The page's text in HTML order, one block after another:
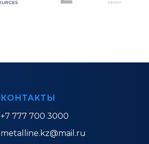
КОНТАКТЫ
+7 777 700 3000
metalline.kz@mail.ru